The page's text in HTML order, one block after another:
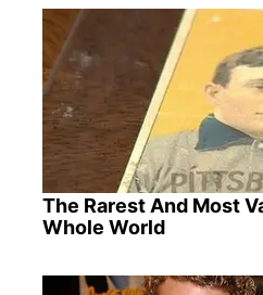
The Rarest And Most
Whole World